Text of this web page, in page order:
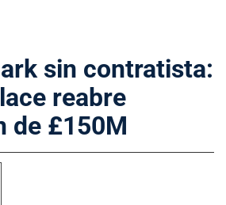
sin contratista:
reabre
de £150M